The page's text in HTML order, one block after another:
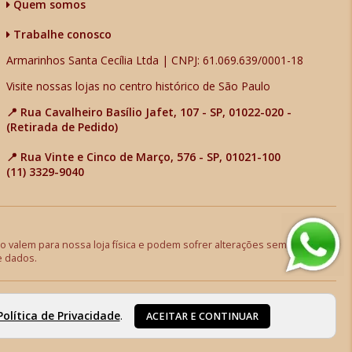
Quem somos
Trabalhe conosco
Armarinhos Santa Cecília Ltda | CNPJ: 61.069.639/0001-18
Visite nossas lojas no centro histórico de São Paulo
📍 Rua Cavalheiro Basílio Jafet, 107 - SP, 01022-020 -
(Retirada de Pedido)
📍 Rua Vinte e Cinco de Março, 576 - SP, 01021-100
(11) 3329-9040
para nossa loja física e podem sofrer alterações sem aviso
dados.
de Privacidade. ACEITAR E CONTINUAR